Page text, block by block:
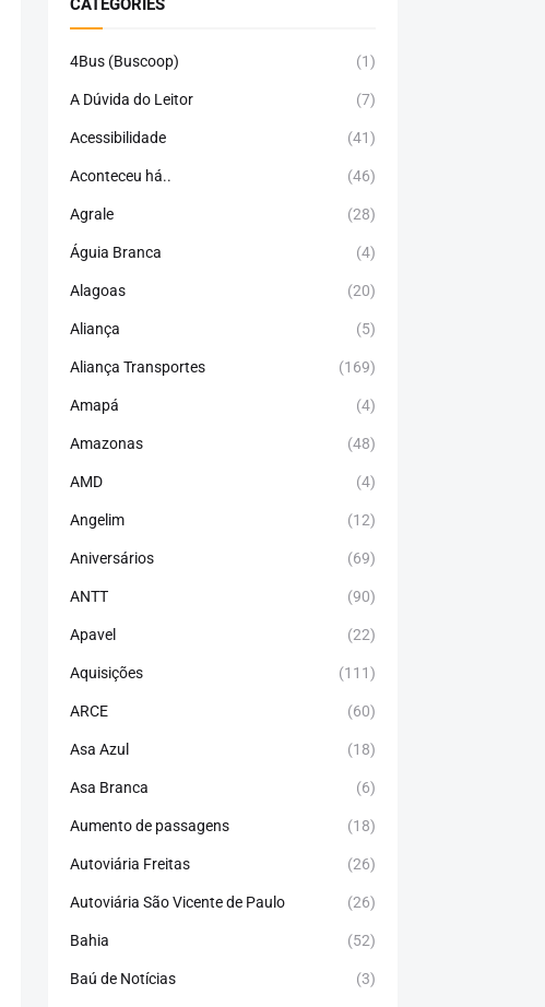
CATEGORIES
4Bus (Buscoop) (1)
A Dúvida do Leitor (7)
Acessibilidade (41)
Aconteceu há.. (46)
Agrale (28)
Águia Branca (4)
Alagoas (20)
Aliança (5)
Aliança Transportes (169)
Amapá (4)
Amazonas (48)
AMD (4)
Angelim (12)
Aniversários (69)
ANTT (90)
Apavel (22)
Aquisições (111)
ARCE (60)
Asa Azul (18)
Asa Branca (6)
Aumento de passagens (18)
Autoviária Freitas (26)
Autoviária São Vicente de Paulo (26)
Bahia (52)
Baú de Notícias (3)